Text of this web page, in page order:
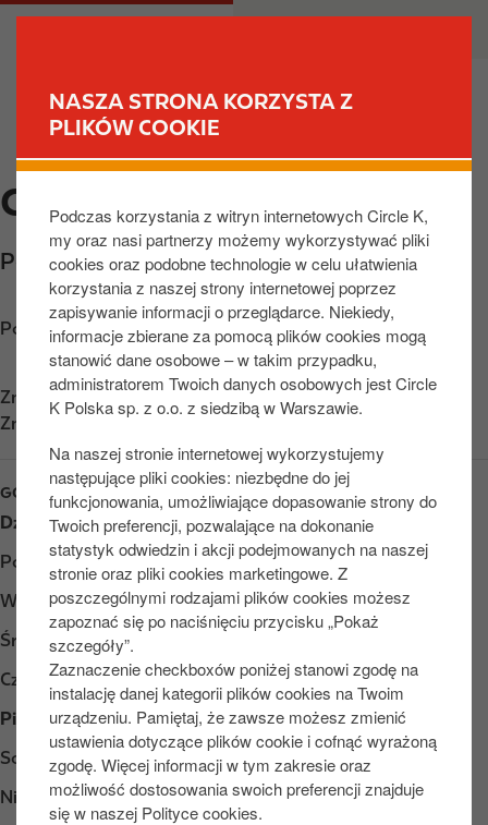
NASZA STRONA KORZYSTA Z
PLIKÓW COOKIE
Podczas korzystania z witryn internetowych Circle K,
my oraz nasi partnerzy możemy wykorzystywać pliki
cookies oraz podobne technologie w celu ułatwienia
korzystania z naszej strony internetowej poprzez
zapisywanie informacji o przeglądarce. Niekiedy,
informacje zbierane za pomocą plików cookies mogą
stanowić dane osobowe – w takim przypadku,
administratorem Twoich danych osobowych jest Circle
K Polska sp. z o.o. z siedzibą w Warszawie.
Na naszej stronie internetowej wykorzystujemy
następujące pliki cookies: niezbędne do jej
funkcjonowania, umożliwiające dopasowanie strony do
Twoich preferencji, pozwalające na dokonanie
statystyk odwiedzin i akcji podejmowanych na naszej
stronie oraz pliki cookies marketingowe. Z
poszczególnymi rodzajami plików cookies możesz
zapoznać się po naciśnięciu przycisku „Pokaż
szczegóły”.
Zaznaczenie checkboxów poniżej stanowi zgodę na
instalację danej kategorii plików cookies na Twoim
urządzeniu. Pamiętaj, że zawsze możesz zmienić
ustawienia dotyczące plików cookie i cofnąć wyrażoną
zgodę. Więcej informacji w tym zakresie oraz
możliwość dostosowania swoich preferencji znajduje
się w naszej Polityce cookies.
d
o
t
r
ś
M
v
CIRCLE K PODANIN
Podanin 53,Chodzież,64-800,PL
Poznaj wskazówki dojazdu
Znajdź nas na
Znajdź nas na
Google Play
GODZINY OTWARCIA
Dzień
Opening hours
Poniedziałek
Otwarte 24/7
Wtorek
Otwarte 24/7
Środa
Czwartek
Otwarte 24/7
Piątek
Otwarte 24/7
Sobota
Otwarte 24/7
Niedziela
Otwarte 24/7